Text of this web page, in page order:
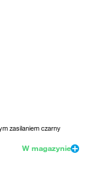
zasilaniem czarny
W magazynie